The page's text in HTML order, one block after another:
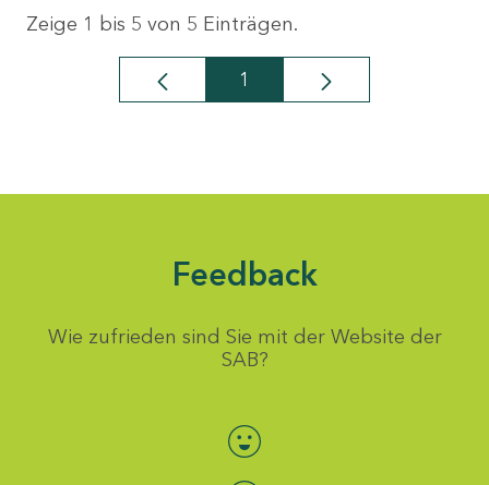
Zeige 1 bis 5 von 5 Einträgen.
Seite
1
Feedback
Wie zufrieden sind Sie mit der Website der
SAB?
Bewertung auswählen